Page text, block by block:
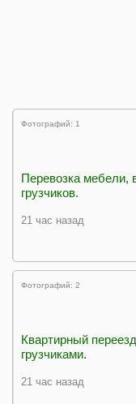
Фотографий: 1
Перевозка мебели,
грузчиков.
21 час назад
Фотографий: 2
Квартирный
грузчиками.
21 час назад